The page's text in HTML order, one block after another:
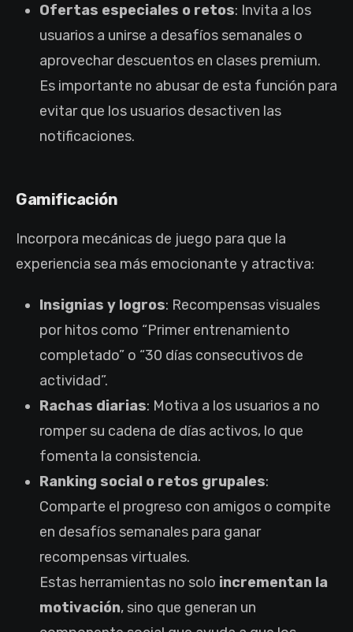
Ofertas especiales o retos: Invita a los
usuarios a unirse a desafíos semanales o
aprovechar descuentos en clases premium.
Es importante no abusar de esta función para
evitar que los usuarios desactiven las
notificaciones.
Gamificación
Incorpora mecánicas de juego para que la
experiencia sea más emocionante y atractiva:
Insignias y logros: Recompensas visuales
por hitos como “Primer entrenamiento
completado” o “30 días consecutivos de
actividad”.
Rachas diarias: Motiva a los usuarios a no
romper su cadena de días activos, lo que
fomenta la consistencia.
Ranking social o retos grupales:
Comparte el progreso con amigos o compite
en desafíos semanales para ganar
recompensas virtuales.
Estas herramientas no solo incrementan la
motivación, sino que generan un